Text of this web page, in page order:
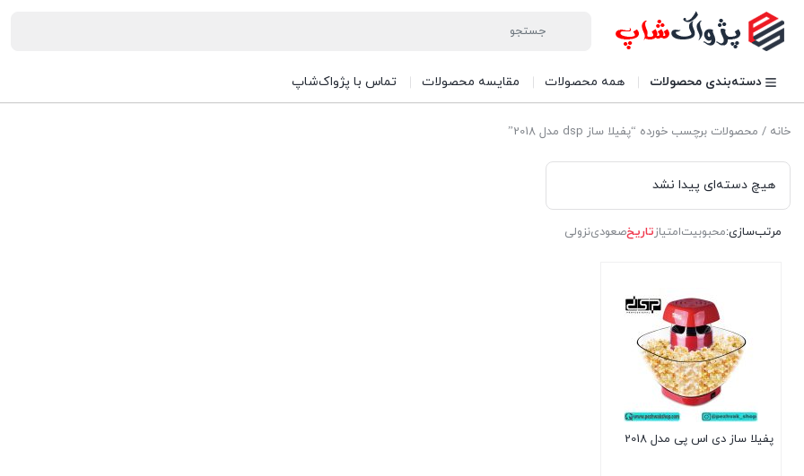
دسته‌بندی محصولات همه محصولات مقایسه محصولات تماس با پژواک‌شاپ
خانه / محصولات برچسب خورده “پفیلا ساز dsp مدل 2018”
هیچ دسته‌ای پیدا نشد
مرتب‌سازی:محبوبیتامتیازتاریخصعودینزولی
پفیلا ساز دی اس پی مدل 2018